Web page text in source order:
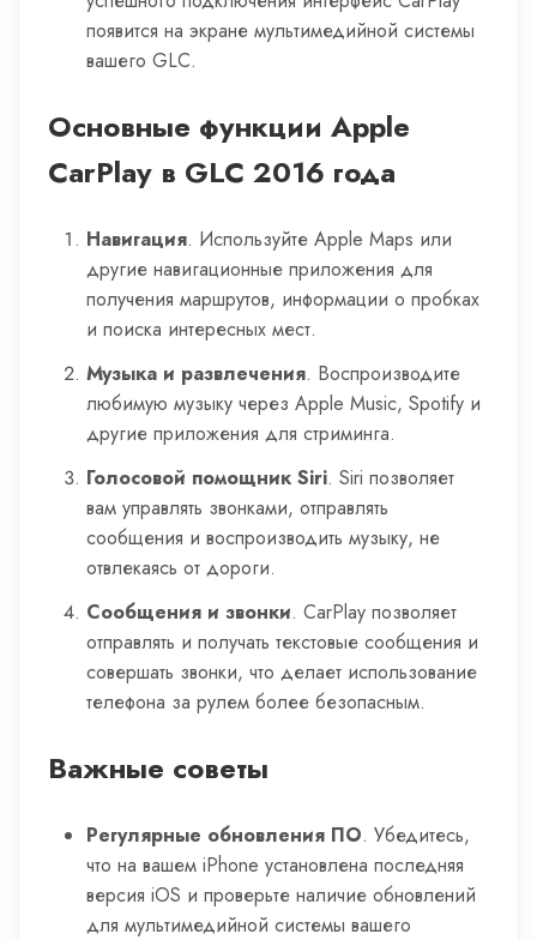
появится на экране мультимедийной системы
вашего GLC.
Основные функции Apple
CarPlay в GLC 2016 года
Навигация. Используйте Apple Maps или
другие навигационные приложения для
получения маршрутов, информации о пробках
и поиска интересных мест.
Музыка и развлечения. Воспроизводите
любимую музыку через Apple Music, Spotify и
другие приложения для стриминга.
Голосовой помощник Siri. Siri позволяет
вам управлять звонками, отправлять
сообщения и воспроизводить музыку, не
отвлекаясь от дороги.
Сообщения и звонки. CarPlay позволяет
отправлять и получать текстовые сообщения и
совершать звонки, что делает использование
телефона за рулем более безопасным.
Важные советы
Регулярные обновления ПО. Убедитесь,
что на вашем iPhone установлена последняя
версия iOS и проверьте наличие обновлений
для мультимедийной системы вашего